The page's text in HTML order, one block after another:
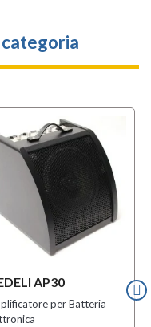
AP30
per Batteria